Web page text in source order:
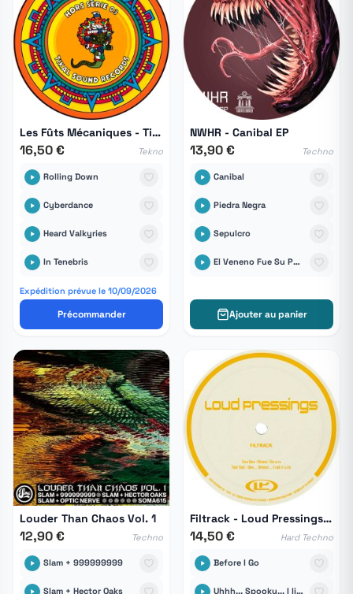
Les Fûts Mécaniques - Tikal Hors Série 03
16,50 € Tekno
Rolling Down
Cyberdance
Heard Valkyries
In Tenebris
Expédition prévue le 10/09/2026
Précommander
NWHR - Canibal EP
13,90 € Techno
Canibal
Piedra Negra
Sepulcro
El Veneno Fue Su Palabra
Ajouter au panier
Louder Than Chaos Vol. 1
12,90 € Techno
Slam + 999999999
Slam + Hector Oaks
Filtrack - Loud Pressings 08
14,50 € Hard Techno
Before I Go
Uhhh... Spooky... I like it !